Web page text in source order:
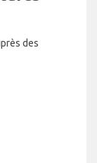
des